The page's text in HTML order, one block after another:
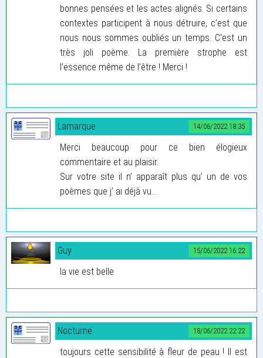
bonnes pensées et les actes alignés. Si certains
contextes participent à nous détruire, c’est que
nous nous sommes oubliés un temps. C’est un
très joli poème. La première strophe est
l’essence même de l’être ! Merci !
14/06/2022 18:35
Lamarque
Merci beaucoup pour ce bien élogieux
commentaire et au plaisir.
Sur votre site il n’ apparaît plus qu’ un de vos
poèmes que j’ ai déjà vu...
15/06/2022 16:22
Guy
la vie est belle
18/06/2022 22:22
Nocturne
toujours cette sensibilité à fleur de peau ! Il est